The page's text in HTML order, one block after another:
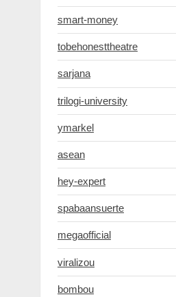
smart-money
tobehonesttheatre
sarjana
trilogi-university
ymarkel
asean
hey-expert
spabaansuerte
megaofficial
viralizou
bombou